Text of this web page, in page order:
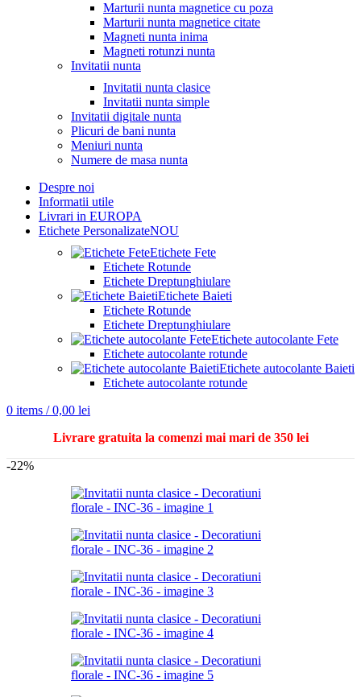
Marturii nunta magnetice cu poza
Marturii nunta magnetice citate
Magneti nunta inima
Magneti rotunzi nunta
Invitatii nunta
Invitatii nunta clasice
Invitatii nunta simple
Invitatii digitale nunta
Plicuri de bani nunta
Meniuri nunta
Numere de masa nunta
Despre noi
Informatii utile
Livrari in EUROPA
Etichete PersonalizateNOU
Etichete Fete
Etichete Rotunde
Etichete Dreptunghiulare
Etichete Baieti
Etichete Rotunde
Etichete Dreptunghiulare
Etichete autocolante Fete
Etichete autocolante rotunde
Etichete autocolante Baieti
Etichete autocolante rotunde
0 items / 0,00 lei
Livrare gratuita la comenzi mai mari de 350 lei
-22%